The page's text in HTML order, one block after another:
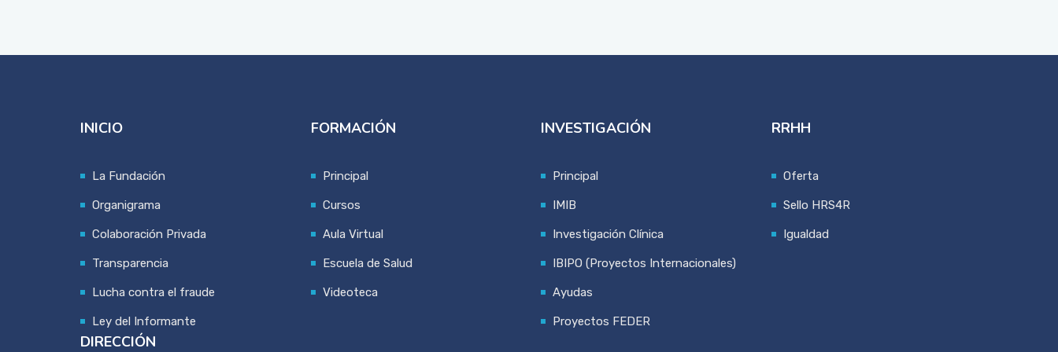
INICIO
La Fundación
Organigrama
Colaboración Privada
Transparencia
Lucha contra el fraude
Ley del Informante
FORMACIÓN
Principal
Cursos
Aula Virtual
Escuela de Salud
Videoteca
INVESTIGACIÓN
Principal
IMIB
Investigación Clínica
IBIPO (Proyectos Internacionales)
Ayudas
Proyectos FEDER
RRHH
Oferta
Sello HRS4R
Igualdad
DIRECCIÓN